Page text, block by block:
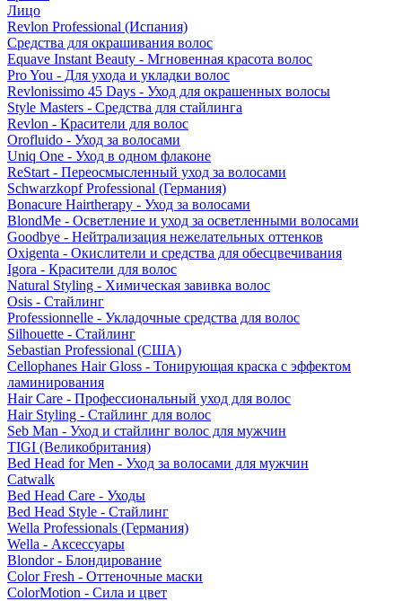
Лицо
Revlon Professional (Испания)
Средства для окрашивания волос
Equave Instant Beauty - Мгновенная красота волос
Pro You - Для ухода и укладки волос
Revlonissimo 45 Days - Уход для окрашенных волосы
Style Masters - Средства для стайлинга
Revlon - Красители для волос
Orofluido - Уход за волосами
Uniq One - Уход в одном флаконе
ReStart - Переосмысленный уход за волосами
Schwarzkopf Professional (Германия)
Bonacure Hairtherapy - Уход за волосами
BlondMe - Осветление и уход за осветленными волосами
Goodbye - Нейтрализация нежелательных оттенков
Oxigenta - Окислители и средства для обесцвечивания
Igora - Красители для волос
Natural Styling - Химическая завивка волос
Osis - Стайлинг
Professionnelle - Укладочные средства для волос
Silhouette - Стайлинг
Sebastian Professional (США)
Cellophanes Hair Gloss - Тонирующая краска с эффектом
ламинирования
Hair Care - Профессиональный уход для волос
Hair Styling - Стайлинг для волос
Seb Man - Уход и стайлинг волос для мужчин
TIGI (Великобритания)
Bed Head for Men - Уход за волосами для мужчин
Catwalk
Bed Head Care - Уходы
Bed Head Style - Стайлинг
Wella Professionals (Германия)
Wella - Аксессуары
Blondor - Блондирование
Color Fresh - Оттеночные маски
ColorMotion - Сила и цвет